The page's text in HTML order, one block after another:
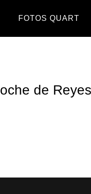
FOTOS QUART
de